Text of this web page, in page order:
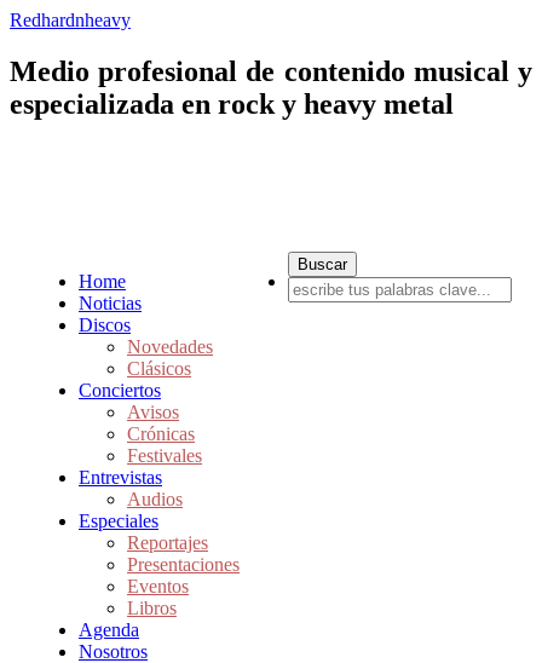
Redhardnheavy
Medio profesional de contenido musical y
especializada en rock y heavy metal
Home
Noticias
Discos
Novedades
Clásicos
Conciertos
Avisos
Crónicas
Festivales
Entrevistas
Audios
Especiales
Reportajes
Presentaciones
Eventos
Libros
Agenda
Nosotros